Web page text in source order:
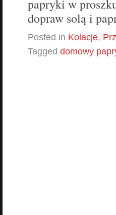
papryki w
dopraw solą i
Posted in Kolacje,
Tagged domowy